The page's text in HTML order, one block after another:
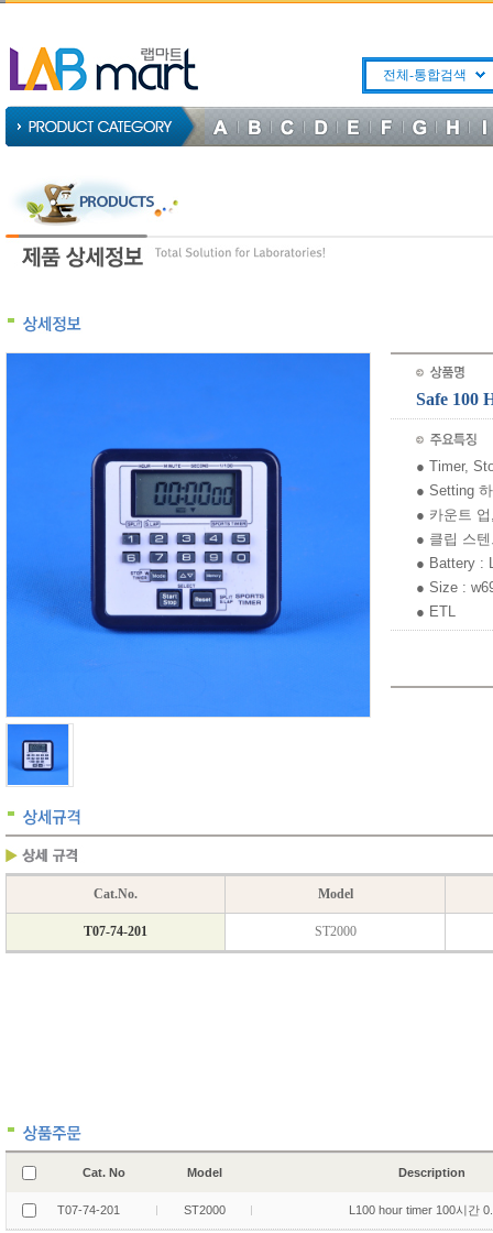
전체-통합검색
Safe 100
● Timer,
● Setting
● 카운트
● 클립 스
● Battery :
● Size :
● ETL
Cat. No Model Description
T07-74-201 ST2000 L100 hour timer 100시간